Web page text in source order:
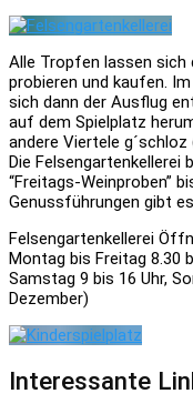
Alle Tropfen lassen sich
probieren und kaufen.
sich dann der Ausflug
auf dem Spielplatz
andere Viertele
Die Felsengartenkellerei
“Freitags-Weinproben”
Genussführungen gibt
Felsengartenkellerei
Montag bis Freitag 8.30
Samstag 9 bis 16 Uhr,
Dezember)
Interessante